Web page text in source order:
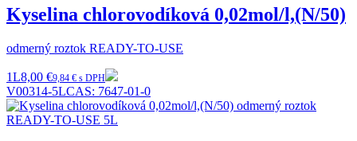
Kyselina chlorovodíková 0,02mol/l,(N/50)
odmerný roztok READY-TO-USE
1L8,00 €9,84 € s DPH
V00314-5LCAS: 7647-01-0